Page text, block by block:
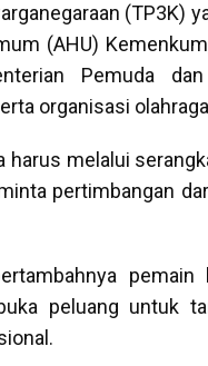
(TP3K)
(AHU)
Pemuda
organisasi
harus melalui
pertimbangan
peluang untuk